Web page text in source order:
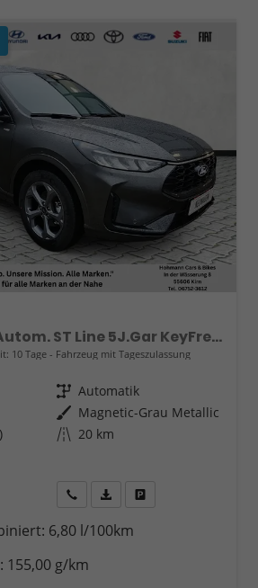
ST-Line 1.5 EB Autom. ST Line 5J.Gar KeyFree Kamera
10 Tage Fahrzeug mit Tageszulassung
Getriebe Automatik
Außenfarbe Magnetic-Grau Metallic
Kilometerstand 20 km
Wir rufen Sie anFahrzeugexposé (PDF)
6,80 l/100km
155,00 g/km